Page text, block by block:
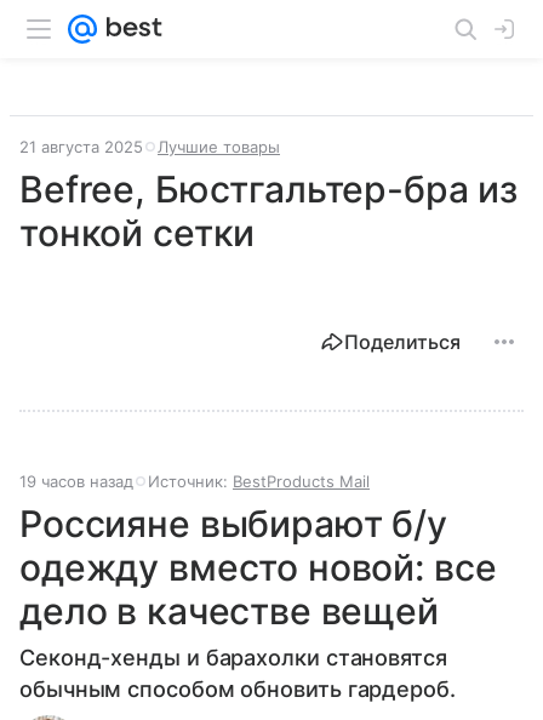
21 августа 2025 Лучшие товары
Befree, Бюстгальтер-бра из
тонкой сетки
Поделиться
19 часов назад Источник: BestProducts Mail
Россияне выбирают б/у
одежду вместо новой: все
дело в качестве вещей
Секонд-хенды и барахолки становятся
обычным способом обновить гардероб.